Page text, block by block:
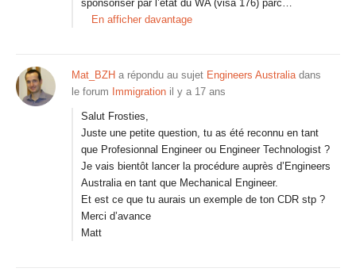
sponsoriser par l’état du WA (visa 176) parc…
En afficher davantage
Mat_BZH a répondu au sujet Engineers Australiadans
le forum Immigration il y a 17 ans
Salut Frosties,
Juste une petite question, tu as été reconnu en tant
que Profesionnal Engineer ou Engineer Technologist ?
Je vais bientôt lancer la procédure auprès d’Engineers
Australia en tant que Mechanical Engineer.
Et est ce que tu aurais un exemple de ton CDR stp ?
Merci d’avance
Matt